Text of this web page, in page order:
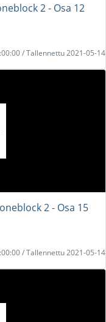
2 - Osa 12
/ Tallennettu 2021-05-14
2 - Osa 15
/ Tallennettu 2021-05-14